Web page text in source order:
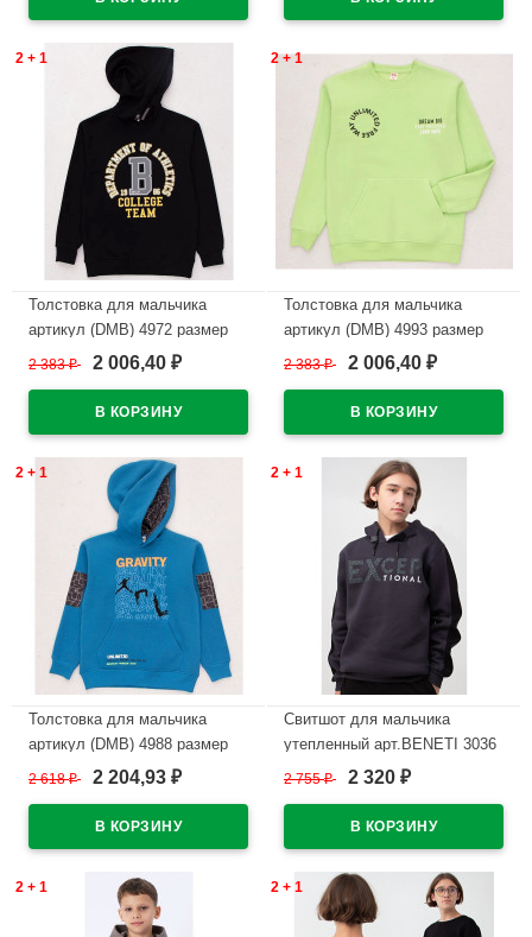
2 + 1
Толстовка для мальчика
артикул (DMB) 4972 размер
34/134-44/164 цвет черный
2 383₽ 2 006,40 ₽
2 + 1
Толстовка для мальчика
артикул (DMB) 4993 размер
34/134-44/164 цвет зеленый
2 383₽ 2 006,40 ₽
2 + 1
Толстовка для мальчика
артикул (DMB) 4988 размер
34/134-44/164 цвет индиго
2 618₽ 2 204,93 ₽
2 + 1
Свитшот для мальчика
утепленный арт.BENETI 3036
размер 36/140-44/164 цвет
2 755₽ 2 320 ₽
2 + 1 2 + 1